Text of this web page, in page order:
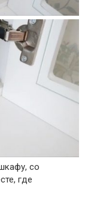
со
где